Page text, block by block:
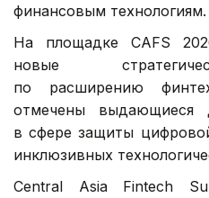
финансовым технологиям.
На площадке CAFS
новые
по расширению
отмечены выдающиеся
в сфере защиты
инклюзивных
Central Asia Fintech